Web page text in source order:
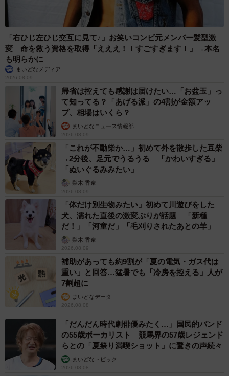
「右ひじ左ひじ交互に見て♪」お笑いコンビ元メンバー髪型激
変 命を救う資格を取得「えええ！！すごすぎます！」→本名
も明らかに
まいどなメディア
2026.08.09
帰省は控えても感謝は届けたい…「お盆玉」っ
て知ってる？「あげる派」の4割が金額アッ
プ、相場はいくら？
まいどなニュース情報部
2026.08.09
「これが不動柴か…」初めて外を散歩した豆柴
→2分後、足元でうるうる 「かわいすぎる」
「ぬいぐるみみたい」
梨木 香奈
2026.08.09
「体だけ別生物みたい」初めて川遊びをした
犬、濡れた直後の激変ぶりが話題 「新種
だ！」「河童だ」「毛刈りされたあとの羊」
梨木 香奈
2026.08.09
補助があっても約9割が「夏の電気・ガス代は
重い」と回答…猛暑でも「冷房を控える」人が
7割超に
まいどなデータ
2026.08.08
「だんだん時代劇俳優みたく…」国民的バンド
の55歳ボーカリスト 競馬界の57歳レジェンド
らとの「夏祭り満喫ショット」に驚きの声続々
まいどなトピック
2026.08.08